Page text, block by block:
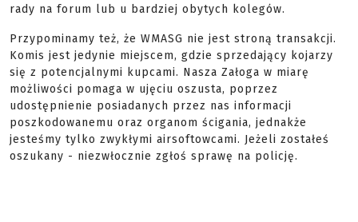
rady na forum lub u bardziej obytych kolegów.
Przypominamy też, że WMASG nie jest stroną transakcji.
Komis jest jedynie miejscem, gdzie sprzedający kojarzy
się z potencjalnymi kupcami. Nasza Załoga w miarę
możliwości pomaga w ujęciu oszusta, poprzez
udostępnienie posiadanych przez nas informacji
poszkodowanemu oraz organom ścigania, jednakże
jesteśmy tylko zwykłymi airsoftowcami. Jeżeli zostałeś
oszukany - niezwłocznie zgłoś sprawę na policję.